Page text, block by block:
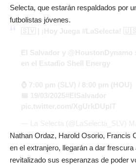
Selecta, que estarán respaldados por
futbolistas jóvenes.
Nathan Ordaz, Harold Osorio, Francis
en el extranjero, llegarán a dar
revitalizado sus esperanzas de poder